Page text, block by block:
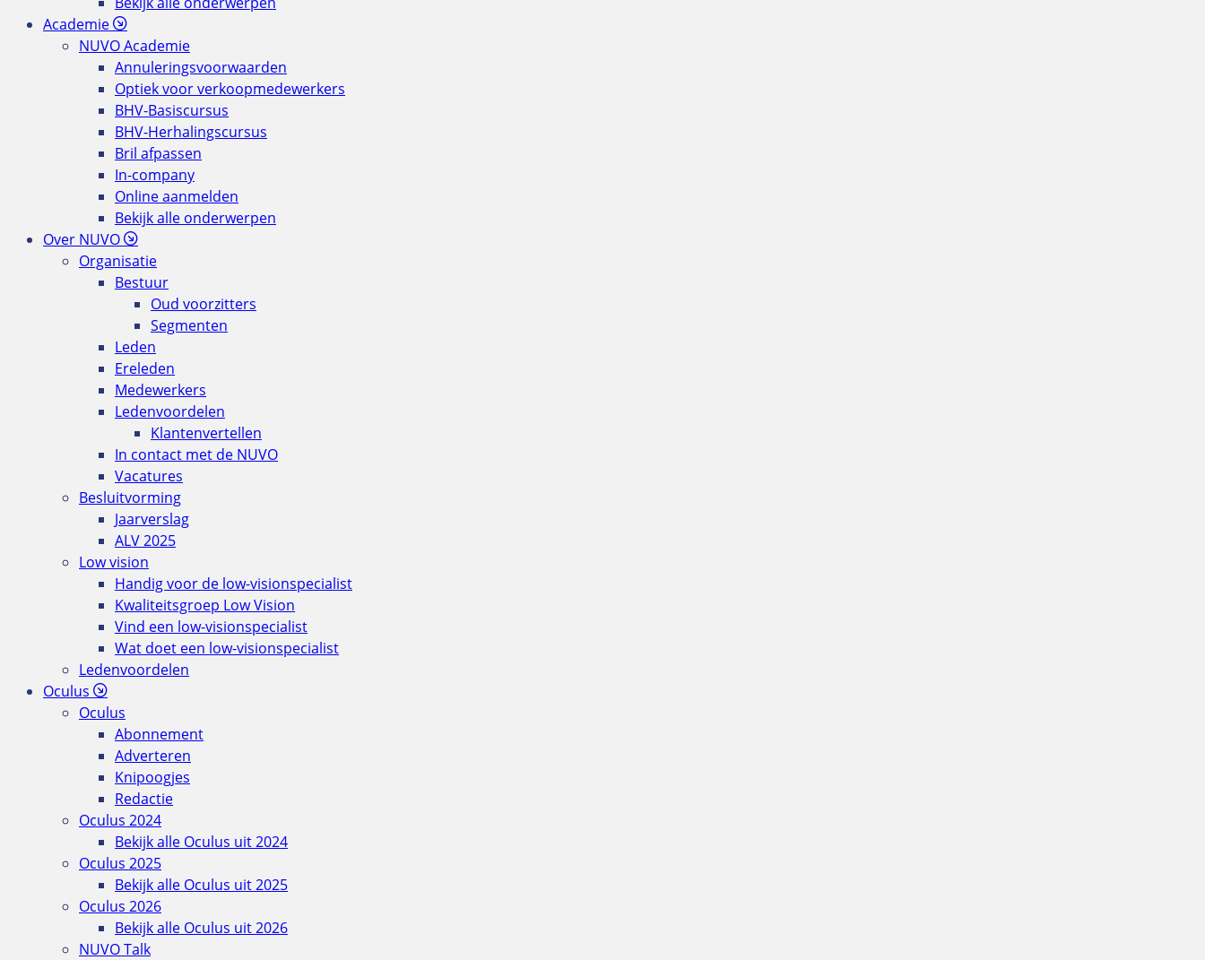
Academie
NUVO Academie
Annuleringsvoorwaarden
Optiek voor verkoopmedewerkers
BHV-Basiscursus
BHV-Herhalingscursus
Bril afpassen
In-company
Online aanmelden
Bekijk alle onderwerpen
Over NUVO
Organisatie
Bestuur
Oud voorzitters
Segmenten
Leden
Ereleden
Medewerkers
Ledenvoordelen
Klantenvertellen
In contact met de NUVO
Vacatures
Besluitvorming
Jaarverslag
ALV 2025
Low vision
Handig voor de low-visionspecialist
Kwaliteitsgroep Low Vision
Vind een low-visionspecialist
Wat doet een low-visionspecialist
Ledenvoordelen
Oculus
Oculus
Abonnement
Adverteren
Knipoogjes
Redactie
Oculus 2024
Bekijk alle Oculus uit 2024
Oculus 2025
Bekijk alle Oculus uit 2025
Oculus 2026
Bekijk alle Oculus uit 2026
NUVO Talk